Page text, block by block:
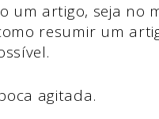
um artigo, seja no
resumir um
agitada.